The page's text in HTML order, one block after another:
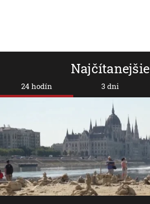
Najčítanejšie
24 hodín 3 dni